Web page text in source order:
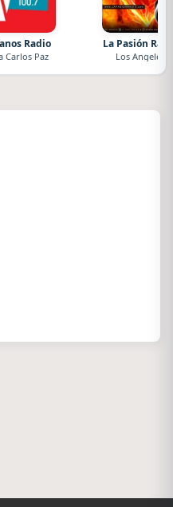
Radio
Carlos Paz
La Pasión
Los Angeles